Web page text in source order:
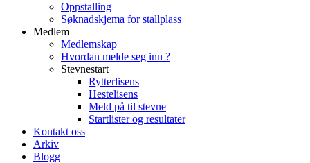
Oppstalling
Søknadskjema for stallplass
Medlem
Medlemskap
Hvordan melde seg inn ?
Stevnestart
Rytterlisens
Hestelisens
Meld på til stevne
Startlister og resultater
Kontakt oss
Arkiv
Blogg